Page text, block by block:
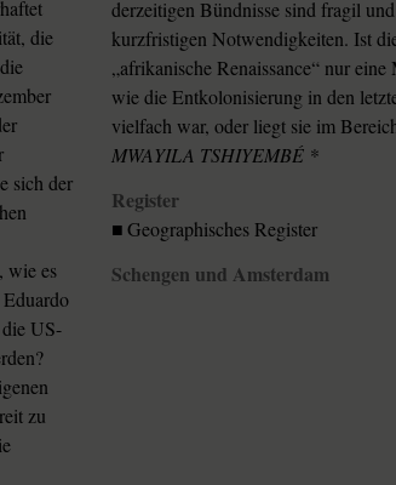
die
sich der
wie es
US-
zu
derzeitigen Bündnisse sind fragil
kurzfristigen Notwendigkeiten. Ist
„afrikanische Renaissance“ nur
wie die Entkolonisierung in den
vielfach war, oder liegt sie im
MWAYILA TSHIYEMBÉ *
Register
■ Geographisches Register
Schengen und Amsterdam